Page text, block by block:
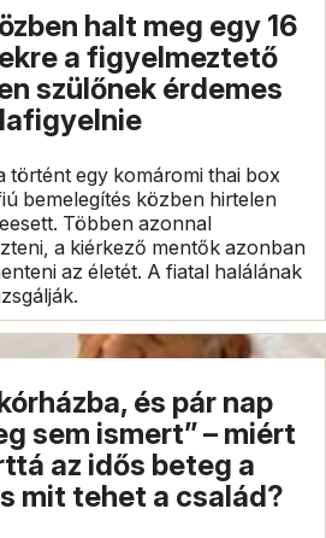
halt meg egy 16
a figyelmeztető
szülőnek érdemes
történt egy komáromi thai box
bemelegítés közben hirtelen
Többen azonnal
a kiérkező mentők azonban
az életét. A fiatal halálának
és pár nap
sem ismert” – miért
az idős beteg a
mit tehet a család?